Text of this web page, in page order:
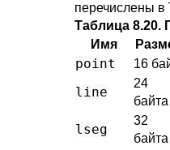
перечислены в
Таблица 8.20.
Имя
point 16
line
24
байта
lseg
32
байта